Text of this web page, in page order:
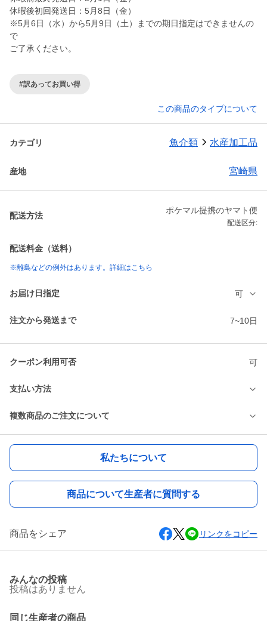
休暇後初回発送日：5月8日（金）
※5月6日（水）から5月9日（土）までの期日指定はできませんの
で
ご了承ください。
#訳あってお買い得
この商品のタイプについて
カテゴリ 魚介類 水産加工品
産地 宮崎県
配送方法
ポケマル提携のヤマト便
配送区分:
配送料金（送料）
※離島などの例外はあります。詳細はこちら
お届け日指定 可
注文から発送まで 7~10日
クーポン利用可否 可
支払い方法
複数商品のご注文について
私たちについて
商品について生産者に質問する
商品をシェア リンクをコピー
みんなの投稿
投稿はありません
同じ生産者の商品